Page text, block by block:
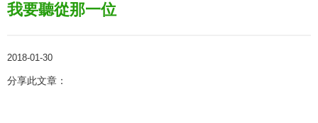
我要聽從那一位
2018-01-30
分享此文章：